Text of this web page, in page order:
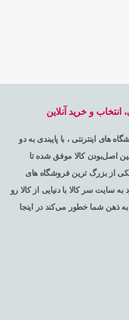
و خرید آنلاین
های اینترنتی ، با پایبندی به دو
اصل‌بودن کالا موفق شده تا
از بزرگ ترین فروشگاه های
سایت سر کالا با دنیایی از کالا رو
ذهن شما خطور می‌کند در اینجا